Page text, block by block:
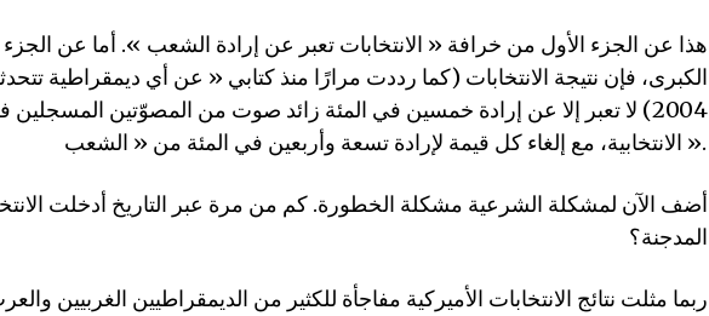
هذا عن الجزء الأول من خرافة « الانتخابات تعبر عن إرادة الشعب ». أما عن الجزء
الكبرى، فإن نتيجة الانتخابات (كما رددت مرارًا منذ كتابي « عن أي ديمقراطية
2004) لا تعبر إلا عن إرادة خمسين في المئة زائد صوت من المصوّتين المسجلين
الانتخابية، مع إلغاء كل قيمة لإرادة تسعة وأربعين في المئة من « الشعب ».
أضف الآن لمشكلة الشرعية مشكلة الخطورة. كم من مرة عبر التاريخ أدخلت
المدجنة؟
ربما مثلت نتائج الانتخابات الأميركية مفاجأة للكثير من الديمقراطيين الغربيين